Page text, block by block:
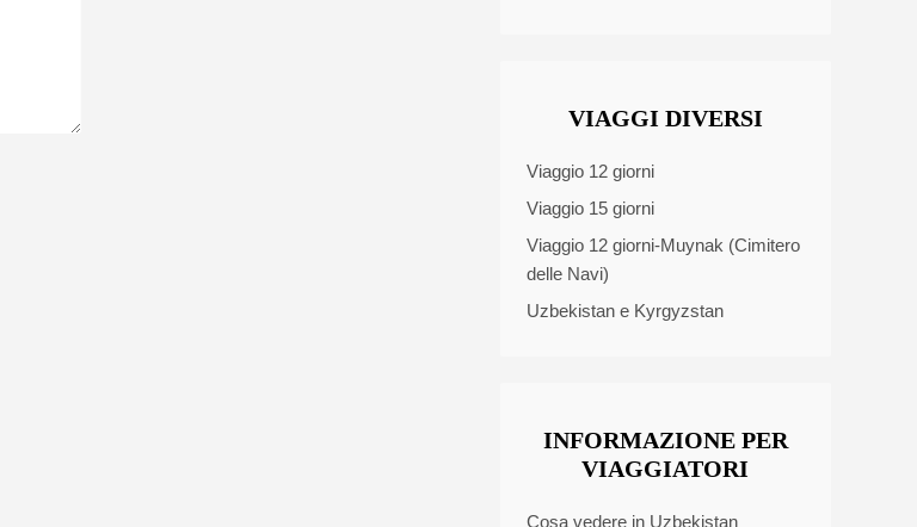
VIAGGI DIVERSI
Viaggio 12 giorni
Viaggio 15 giorni
Viaggio 12 giorni-Muynak (Cimitero
delle Navi)
Uzbekistan e Kyrgyzstan
INFORMAZIONE PER
VIAGGIATORI
Cosa vedere in Uzbekistan